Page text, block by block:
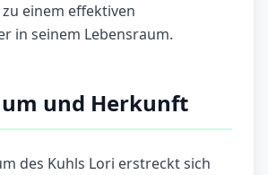
einem effektiven
in seinem Lebensraum.
und Herkunft
des Kuhls Lori erstreckt sich